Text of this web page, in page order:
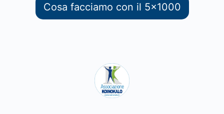
Cosa facciamo con il 5x1000